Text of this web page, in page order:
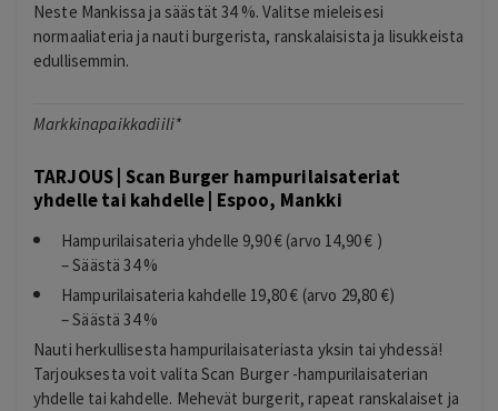
Neste Mankissa ja säästät 34 %. Valitse mieleisesi
normaaliateria ja nauti burgerista, ranskalaisista ja lisukkeista
edullisemmin.
Markkinapaikkadiili*
TARJOUS | Scan Burger hampurilaisateriat
yhdelle tai kahdelle | Espoo, Mankki
Hampurilaisateria yhdelle 9,90 € (arvo 14,90 € )
– Säästä 34 %
Hampurilaisateria kahdelle 19,80 € (arvo 29,80 €)
– Säästä 34 %
Nauti herkullisesta hampurilaisateriasta yksin tai yhdessä!
Tarjouksesta voit valita Scan Burger -hampurilaisaterian
yhdelle tai kahdelle. Mehevät burgerit, rapeat ranskalaiset ja